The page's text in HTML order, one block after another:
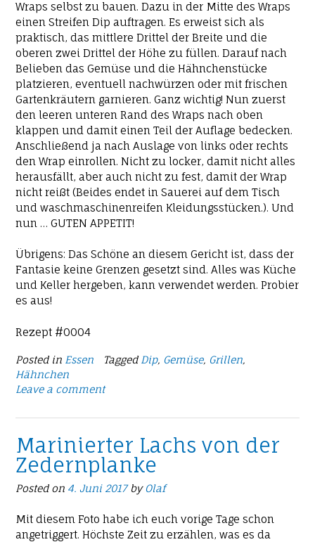
Wraps selbst zu bauen. Dazu in der Mitte des Wraps
einen Streifen Dip auftragen. Es erweist sich als
praktisch, das mittlere Drittel der Breite und die
oberen zwei Drittel der Höhe zu füllen. Darauf nach
Belieben das Gemüse und die Hähnchenstücke
platzieren, eventuell nachwürzen oder mit frischen
Gartenkräutern garnieren. Ganz wichtig! Nun zuerst
den leeren unteren Rand des Wraps nach oben
klappen und damit einen Teil der Auflage bedecken.
Anschließend ja nach Auslage von links oder rechts
den Wrap einrollen. Nicht zu locker, damit nicht alles
herausfällt, aber auch nicht zu fest, damit der Wrap
nicht reißt (Beides endet in Sauerei auf dem Tisch
und waschmaschinenreifen Kleidungsstücken.). Und
nun … GUTEN APPETIT!
Übrigens: Das Schöne an diesem Gericht ist, dass der
Fantasie keine Grenzen gesetzt sind. Alles was Küche
und Keller hergeben, kann verwendet werden. Probier
es aus!
Rezept #0004
Posted in Essen Tagged Dip, Gemüse, Grillen,
Hähnchen
Leave a comment
Marinierter Lachs von der
Zedernplanke
Posted on 4. Juni 2017by Olaf
Mit diesem Foto habe ich euch vorige Tage schon
angetriggert. Höchste Zeit zu erzählen, was es da